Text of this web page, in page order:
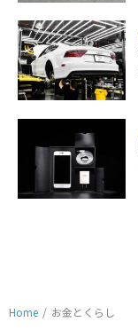
Home / お金とくらし